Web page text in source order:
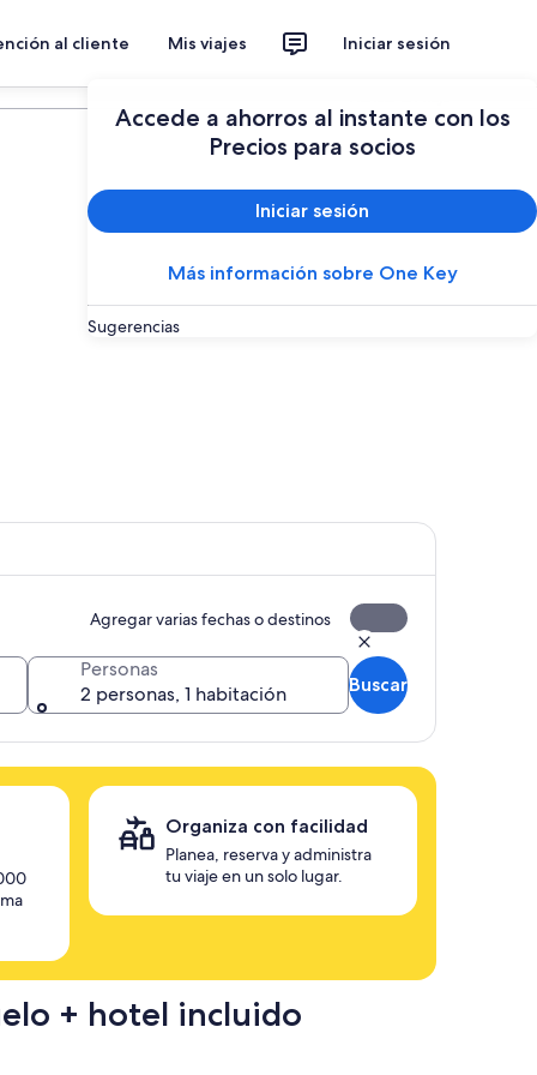
al cliente Mis viajes Iniciar sesión
Accede a ahorros al instante con los
Precios para socios
Iniciar sesión
Más información sobre One Key
Sugerencias
Agregar varias fechas o destinos
Personas
2 personas, 1 habitación
Buscar
Organiza con facilidad
Planea, reserva y administra
tu viaje en un solo lugar.
+ hotel incluido